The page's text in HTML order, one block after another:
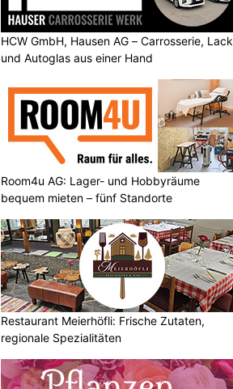
HCW GmbH, Hausen AG – Carrosserie, Lack
und Autoglas aus einer Hand
Room4u AG: Lager- und Hobbyräume
bequem mieten – fünf Standorte
Restaurant Meierhöfli: Frische Zutaten,
regionale Spezialitäten